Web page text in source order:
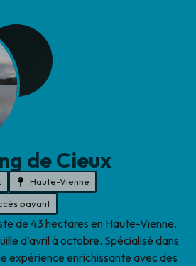
de Cieux
Haute-Vienne
payant
de 43 hectares en Haute-Vienne,
d’avril à octobre. Spécialisé dans
expérience enrichissante avec des